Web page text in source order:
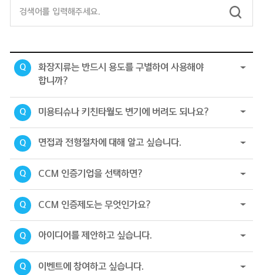
Q
화장지류는 반드시 용도를 구별하여 사용해야
합니까?
Q 미용티슈나 키친타월도 변기에 버려도 되나요?
Q 면접과 전형절차에 대해 알고 싶습니다.
Q CCM 인증기업을 선택하면?
Q CCM 인증제도는 무엇인가요?
Q 아이디어를 제안하고 싶습니다.
Q 이벤트에 참여하고 싶습니다.